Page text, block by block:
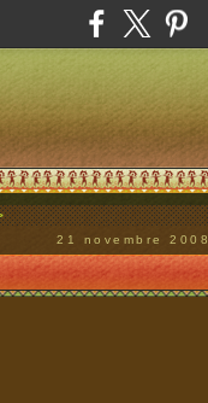
21 novembre 2008